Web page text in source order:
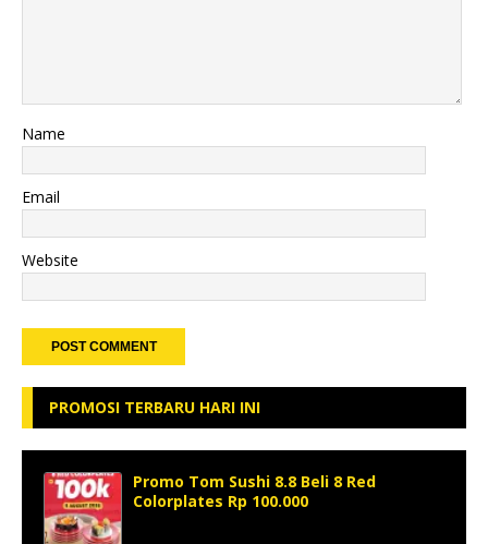
Name
Email
Website
PROMOSI TERBARU HARI INI
Promo Tom Sushi 8.8 Beli 8 Red
Colorplates Rp 100.000